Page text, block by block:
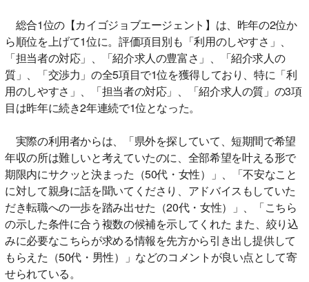
総合1位の【カイゴジョブエージェント】は、昨年の2位か
ら順位を上げて1位に。評価項目別も「利用のしやすさ」、
「担当者の対応」、「紹介求人の豊富さ」、「紹介求人の
質」、「交渉力」の全5項目で1位を獲得しており、特に「利
用のしやすさ」、「担当者の対応」、「紹介求人の質」の3項
目は昨年に続き2年連続で1位となった。
実際の利用者からは、「県外を探していて、短期間で希望
年収の所は難しいと考えていたのに、全部希望を叶える形で
期限内にサクッと決まった（50代・女性）」、「不安なこと
に対して親身に話を聞いてくださり、アドバイスもしていた
だき転職への一歩を踏み出せた（20代・女性）」、「こちら
の示した条件に合う複数の候補を示してくれた また、絞り込
みに必要なこちらが求める情報を先方から引き出し提供して
もらえた（50代・男性）」などのコメントが良い点として寄
せられている。